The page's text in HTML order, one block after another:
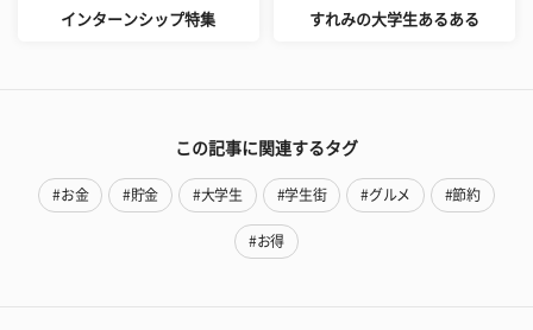
インターンシップ特集 すれみの大学生あるある
この記事に関連するタグ
#お金 #貯金 #大学生 #学生街 #グルメ #節約
#お得